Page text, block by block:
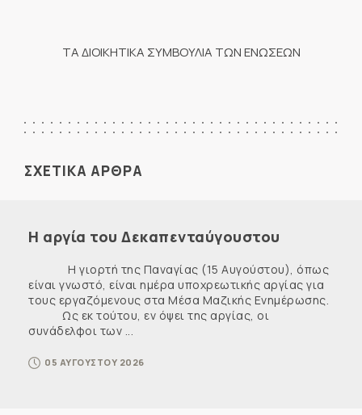
ΤΑ ΔΙΟΙΚΗΤΙΚΑ ΣΥΜΒΟΥΛΙΑ ΤΩΝ ΕΝΩΣΕΩΝ
ΣΧΕΤΙΚΑ ΑΡΘΡΑ
Η αργία του Δεκαπενταύγουστου
Η γιορτή της Παναγίας (15 Αυγούστου), όπως
είναι γνωστό, είναι ημέρα υποχρεωτικής αργίας για
τους εργαζόμενους στα Μέσα Μαζικής Ενημέρωσης.
Ως εκ τούτου, εν όψει της αργίας, οι
συνάδελφοι των ...
05 ΑΥΓΟΥΣΤΟΥ 2026